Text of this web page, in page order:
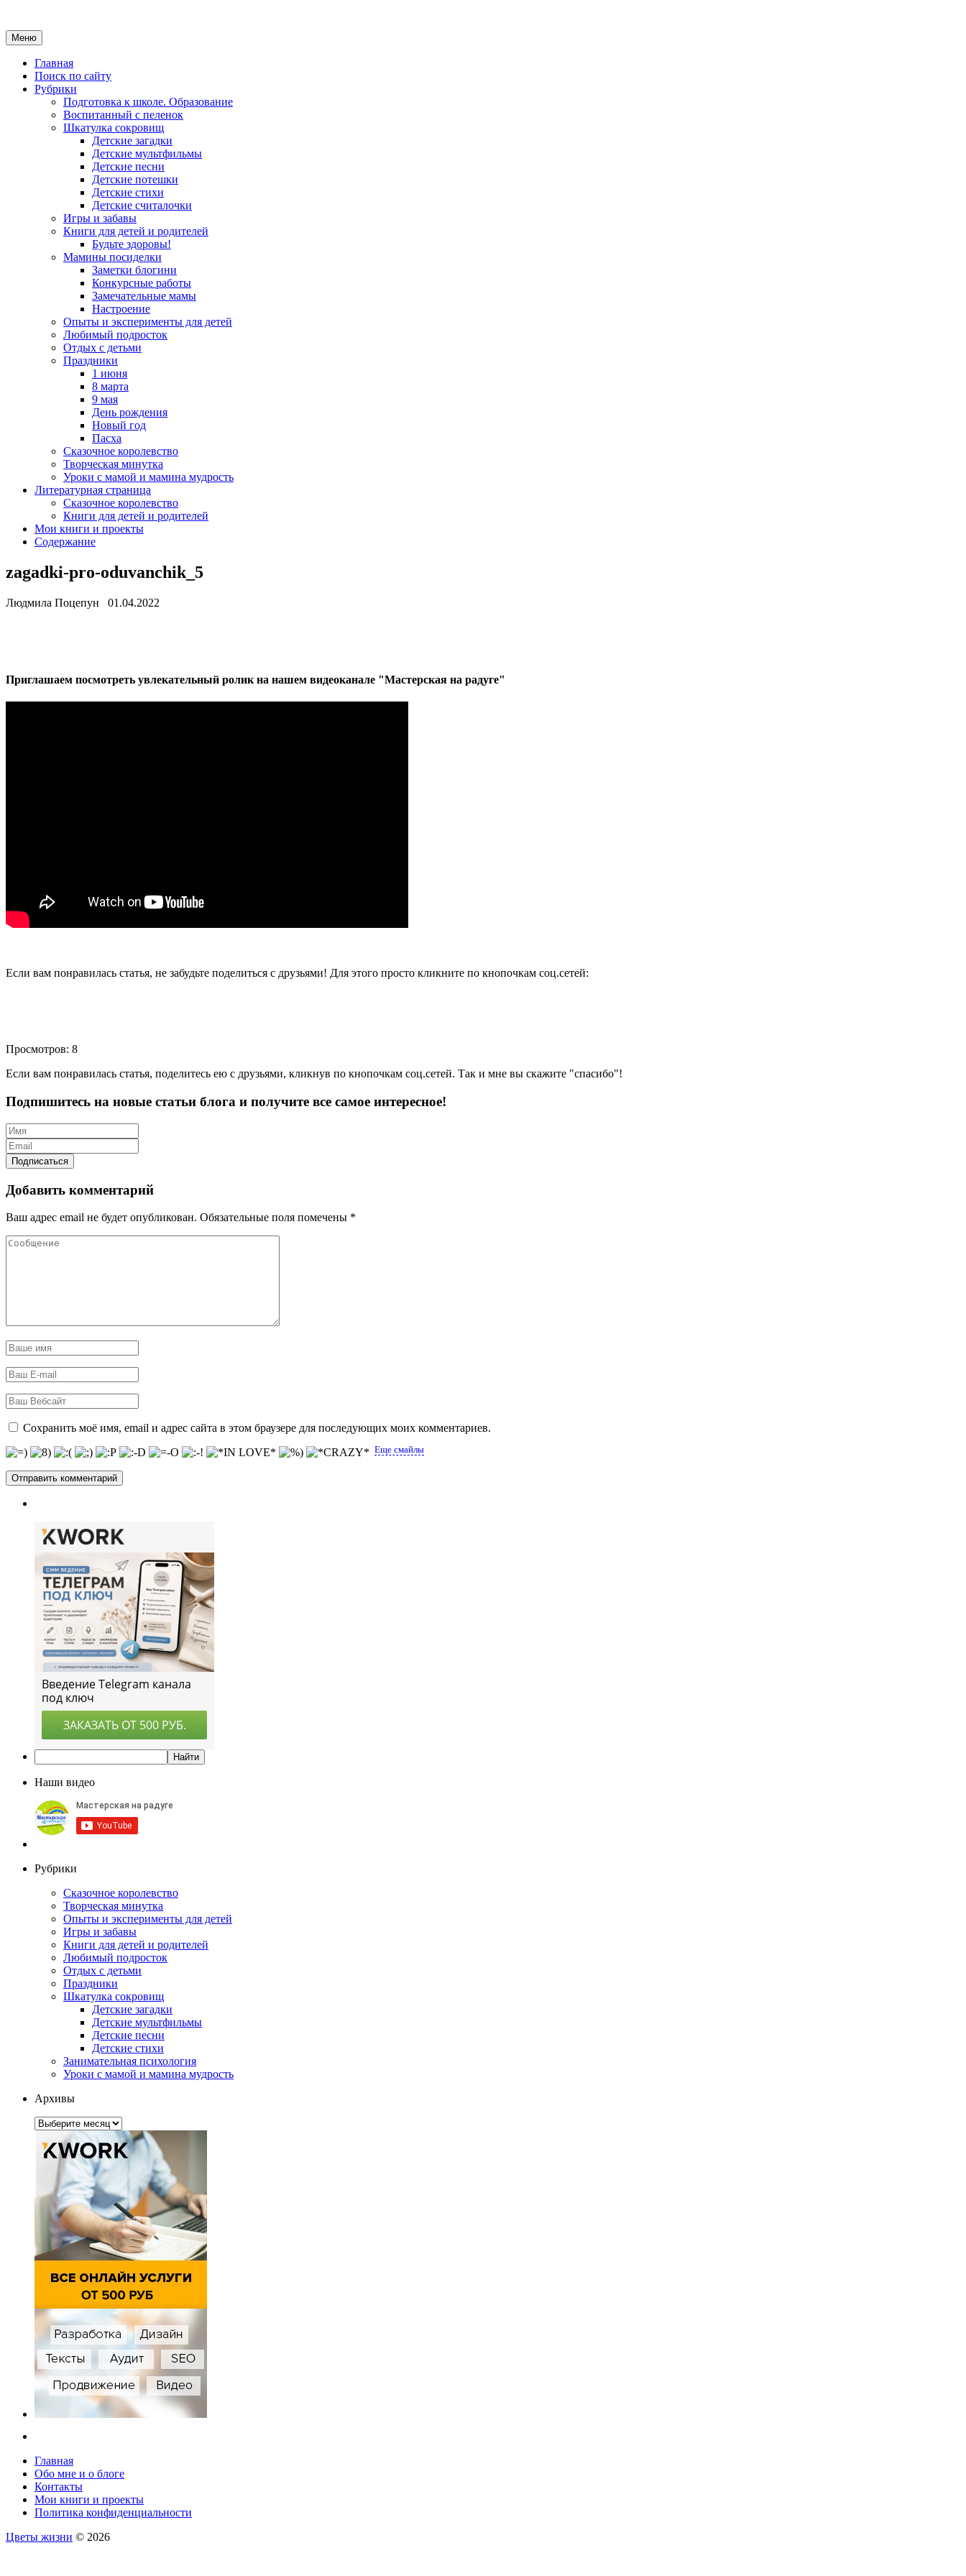
Меню
Главная
Поиск по сайту
Рубрики
Подготовка к школе. Образование
Воспитанный с пеленок
Шкатулка сокровищ
Детские загадки
Детские мультфильмы
Детские песни
Детские потешки
Детские стихи
Детские считалочки
Игры и забавы
Книги для детей и родителей
Будьте здоровы!
Мамины посиделки
Заметки блогини
Конкурсные работы
Замечательные мамы
Настроение
Опыты и эксперименты для детей
Любимый подросток
Отдых с детьми
Праздники
1 июня
8 марта
9 мая
День рождения
Новый год
Пасха
Сказочное королевство
Творческая минутка
Уроки с мамой и мамина мудрость
Литературная страница
Сказочное королевство
Книги для детей и родителей
Мои книги и проекты
Содержание
zagadki-pro-oduvanchik_5
Людмила Поцепун 01.04.2022
Приглашаем посмотреть увлекательный ролик на нашем видеоканале "Мастерская на радуге"
Если вам понравилась статья, не забудьте поделиться с друзьями! Для этого просто кликните по кнопочкам соц.сетей:
Просмотров: 8
Если вам понравилась статья, поделитесь ею с друзьями, кликнув по кнопочкам соц.сетей. Так и мне вы скажите "спасибо"!
Подпишитесь на новые статьи блога и получите все самое интересное!
Добавить комментарий
Ваш адрес email не будет опубликован. Обязательные поля помечены *
Сохранить моё имя, email и адрес сайта в этом браузере для последующих моих комментариев.
Еще смайлы
Наши видео
Рубрики
Сказочное королевство
Творческая минутка
Опыты и эксперименты для детей
Игры и забавы
Книги для детей и родителей
Любимый подросток
Отдых с детьми
Праздники
Шкатулка сокровищ
Детские загадки
Детские мультфильмы
Детские песни
Детские стихи
Занимательная психология
Уроки с мамой и мамина мудрость
Архивы
Архивы
Главная
Обо мне и о блоге
Контакты
Мои книги и проекты
Политика конфиденциальности
Цветы жизни © 2026